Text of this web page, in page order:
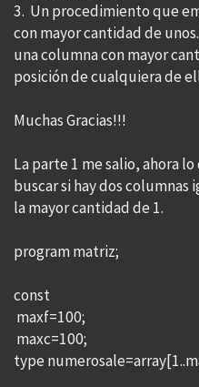
3. Un procedimiento que
con mayor cantidad de
una columna con mayor
posición de cualquiera de
Muchas Gracias!!!
La parte 1 me salio, ahora
buscar si hay dos
la mayor cantidad de 1.
program matriz;
const
maxf=100;
maxc=100;
type